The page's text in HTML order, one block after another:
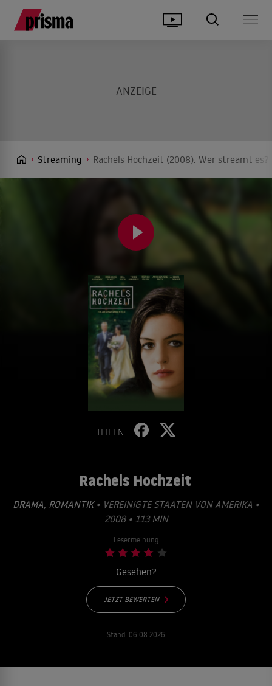
Streaming Rachels Hochzeit (2008): Wer streamt
TEILEN
Rachels Hochzeit
DRAMA, ROMANTIK• VEREINIGTE STAATEN VON AMERIKA •
2008 • 113 MIN
Lesermeinung
Gesehen?
JETZT BEWERTEN
Stand: 06.08.2026